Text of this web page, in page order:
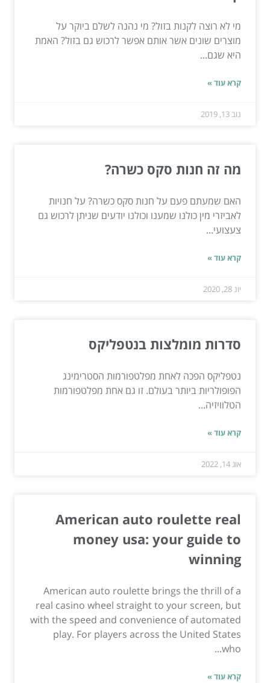
מי לא רוצה לקנות בזול? מי נהנה לשלם ביוקר על
מוצרים שונים אשר אותם אפשר לרכוש גם בזול? האמת
היא שגם...
קרא עוד »
נוב 13, 2019
מה זה חנות סקס כשרה?
האם שמעתם פעם על חנות סקס כשרה? על חנויות
לאביזרי מין כולנו שמענו וכולנו יודעים שניתן לרכוש גם
צעצועי...
קרא עוד »
יונ 28, 2020
סדרות מומלצות בנטפליקס
נטפליקס הפכה לאחת מפלטפורמות הסטרימינג
הפופולריות ביותר בעולם. זו גם אחת מפלטפורמות
הטלוויזיה...
קרא עוד »
אוג 14, 2022
American auto roulette real
money usa: your guide to
winning
American auto roulette brings the thrill of a
real casino wheel straight to your screen, but
with the speed and convenience of automated
play. For players across the United States
who...
קרא עוד »